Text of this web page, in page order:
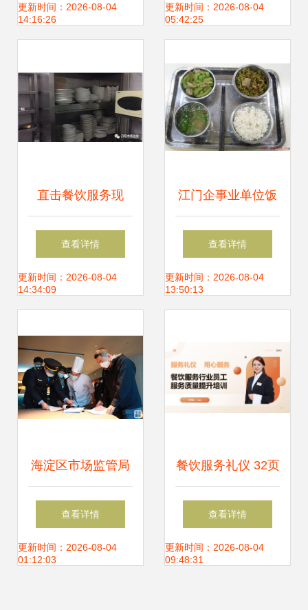
成第五届食堂开放
动
更新时间：2026-08-04
14:16:26
分局 筑牢校园食品
生“舌尖上的安全”
更新时间：2026-08-04
05:42:25
直击餐饮服务现
场，丹阳45家食品
经营单位被集中约
查看详情
更新时间：2026-08-04
14:34:09
江门企事业单位饭
堂承包 专业餐饮服
务解决方案
查看详情
更新时间：2026-08-04
13:50:13
海淀区市场监管局
多措并举，强化美
食城与网络餐饮服
查看详情
更新时间：2026-08-04
01:12:03
餐饮服务礼仪 32页
PPT课件助力服务
质量提升
查看详情
更新时间：2026-08-04
09:48:31